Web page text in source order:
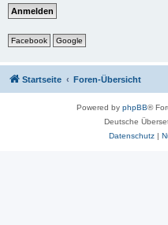
Facebook Google
Startseite Foren-Übersicht
Powered by phpBB®
Deutsche
Datenschutz|